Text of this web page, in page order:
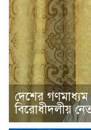
দেশের
বিরোধীদলীয়